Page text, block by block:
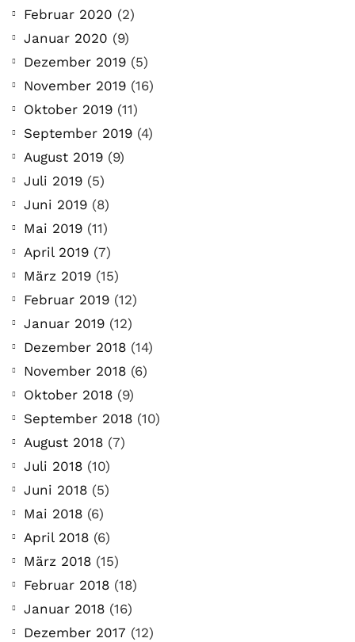
Februar 2020 (2)
Januar 2020 (9)
Dezember 2019 (5)
November 2019 (16)
Oktober 2019 (11)
September 2019 (4)
August 2019 (9)
Juli 2019 (5)
Juni 2019 (8)
Mai 2019 (11)
April 2019 (7)
März 2019 (15)
Februar 2019 (12)
Januar 2019 (12)
Dezember 2018 (14)
November 2018 (6)
Oktober 2018 (9)
September 2018 (10)
August 2018 (7)
Juli 2018 (10)
Juni 2018 (5)
Mai 2018 (6)
April 2018 (6)
März 2018 (15)
Februar 2018 (18)
Januar 2018 (16)
Dezember 2017 (12)